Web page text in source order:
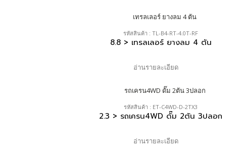
รหัสสินค้า : TL-B4-RT-4.0T-RF
8.8 > เทรลเลอร์ ยางลม 4 ตัน
อ่านรายละเอียด
รหัสสินค้า : ET-C4WD-D-2TX3
2.3 > รถเครน4WD ดั๊ม 2ตัน 3ปลอก
อ่านรายละเอียด